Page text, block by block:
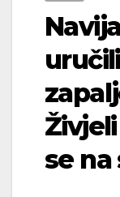
se na